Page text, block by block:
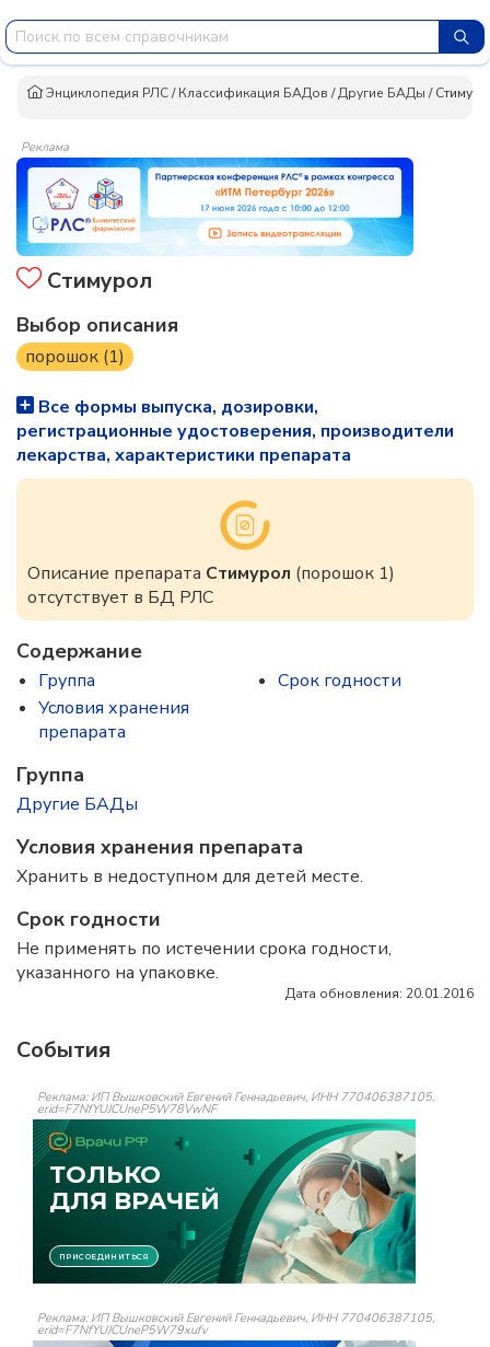
Энциклопедия РЛС/Классификация БАДов /Другие БАДы /
Реклама
Стимурол
Выбор описания
порошок (1)
Все формы выпуска, дозировки,
регистрационные удостоверения, производители
лекарства, характеристики препарата
Описание препарата Стимурол (порошок 1)
отсутствует в БД РЛС
Содержание
Группа
Условия хранения
препарата
Срок годности
Группа
Другие БАДы
Условия хранения препарата
Хранить в недоступном для детей месте.
Срок годности
Не применять по истечении срока годности,
указанного на упаковке.
Дата обновления: 20.01.2016
События
Реклама: ИП Вышковский Евгений Геннадьевич, ИНН 770406387105,
erid=F7NfYUJCUneP5W78VwNF
Реклама: ИП Вышковский Евгений Геннадьевич, ИНН 770406387105,
erid=F7NfYUJCUneP5W79xufv